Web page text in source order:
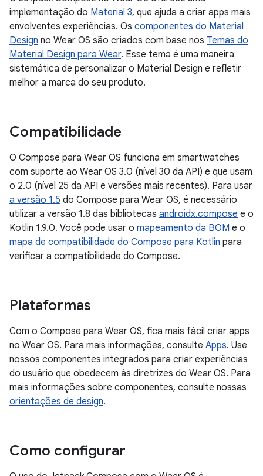
implementação do Material 3, que ajuda a criar apps mais
envolventes experiências. Os componentes do Material
Design no Wear OS são criados com base nos Temas do
Material Design para Wear. Esse tema é uma maneira
sistemática de personalizar o Material Design e refletir
melhor a marca do seu produto.
Compatibilidade
O Compose para Wear OS funciona em smartwatches
com suporte ao Wear OS 3.0 (nível 30 da API) e que usam
o 2.0 (nível 25 da API e versões mais recentes). Para usar
a versão 1.5 do Compose para Wear OS, é necessário
utilizar a versão 1.8 das bibliotecas androidx.compose e o
Kotlin 1.9.0. Você pode usar o mapeamento da BOM e o
mapa de compatibilidade do Compose para Kotlin para
verificar a compatibilidade do Compose.
Plataformas
Com o Compose para Wear OS, fica mais fácil criar apps
no Wear OS. Para mais informações, consulte Apps. Use
nossos componentes integrados para criar experiências
do usuário que obedecem às diretrizes do Wear OS. Para
mais informações sobre componentes, consulte nossas
orientações de design.
Como configurar